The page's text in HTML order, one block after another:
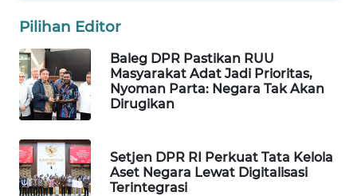
Pilihan Editor
Baleg DPR Pastikan RUU
Masyarakat Adat Jadi Prioritas,
Nyoman Parta: Negara Tak Akan
Dirugikan
Setjen DPR RI Perkuat Tata Kelola
Aset Negara Lewat Digitalisasi
Terintegrasi
WN
LABUANBAJO
WN
BORNEO
Wahana
Media
Group